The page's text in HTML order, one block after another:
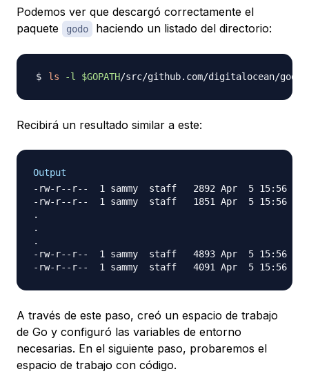
Podemos ver que descargó correctamente el
paquete
godo haciendo un listado del directorio:
ls -l $GOPATH
Recibirá un resultado similar a este:
Output
-rw-r--r--  1 sammy  staff   2892 Apr  5 15:56
-rw-r--r--  1 sammy  staff   1851 Apr  5 15:56
.
.
.
-rw-r--r--  1 sammy  staff   4893 Apr  5 15:56
A través de este paso, creó un espacio de trabajo
de Go y configuró las variables de entorno
necesarias. En el siguiente paso, probaremos el
espacio de trabajo con código.